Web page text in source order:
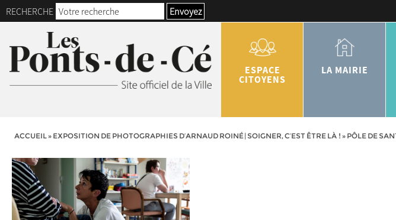
RECHERCHE Envoyez
ESPACE
CITOYENS
LA MAIRIE
ACCUEIL» EXPOSITION DE PHOTOGRAPHIES D’ARNAUD ROINÉ | SOIGNER, C’EST ÊTRE LÀ ! » PÔLE DE